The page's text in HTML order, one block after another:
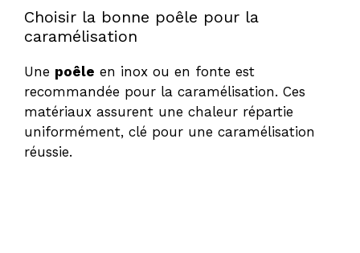
Choisir la bonne poêle pour la
caramélisation
Une poêle en inox ou en fonte est
recommandée pour la caramélisation. Ces
matériaux assurent une chaleur répartie
uniformément, clé pour une caramélisation
réussie.